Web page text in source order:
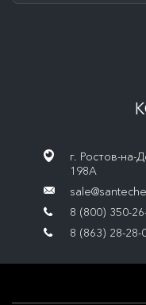
г. Ростов-на-
198А
8 (800) 350-
8 (863) 28-28-